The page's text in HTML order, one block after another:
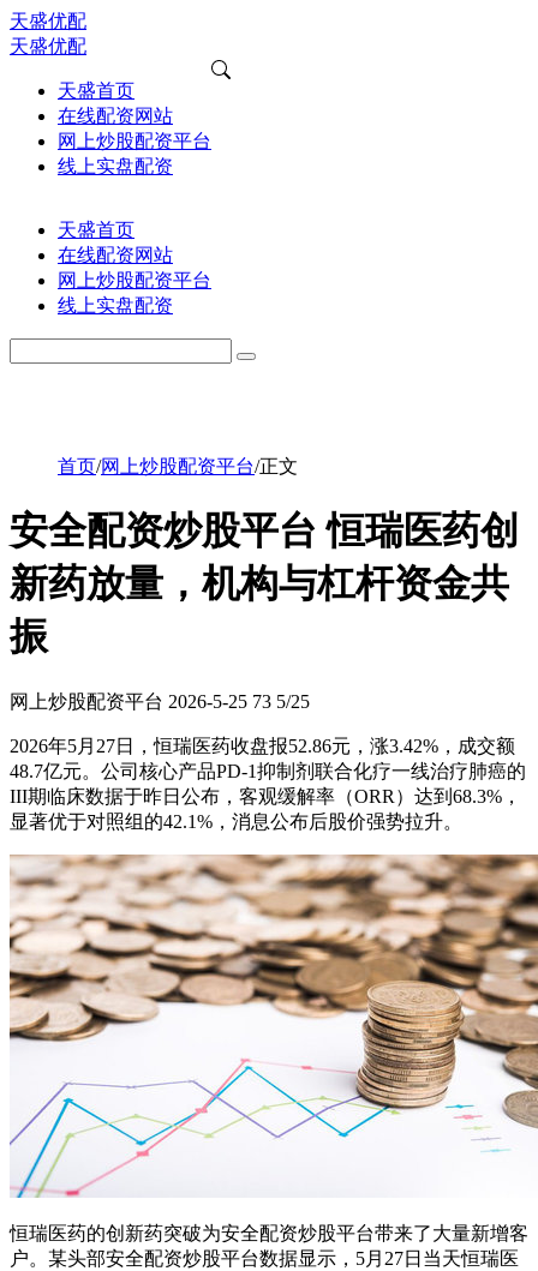
天盛优配
天盛优配
天盛首页
在线配资网站
网上炒股配资平台
线上实盘配资
天盛首页
在线配资网站
网上炒股配资平台
线上实盘配资
首页/网上炒股配资平台/正文
安全配资炒股平台 恒瑞医药创
新药放量，机构与杠杆资金共
振
网上炒股配资平台 2026-5-25 73 5/25
2026年5月27日，恒瑞医药收盘报52.86元，涨3.42%，成交额
48.7亿元。公司核心产品PD-1抑制剂联合化疗一线治疗肺癌的
III期临床数据于昨日公布，客观缓解率（ORR）达到68.3%，
显著优于对照组的42.1%，消息公布后股价强势拉升。
恒瑞医药的创新药突破为安全配资炒股平台带来了大量新增客
户。某头部安全配资炒股平台数据显示，5月27日当天恒瑞医